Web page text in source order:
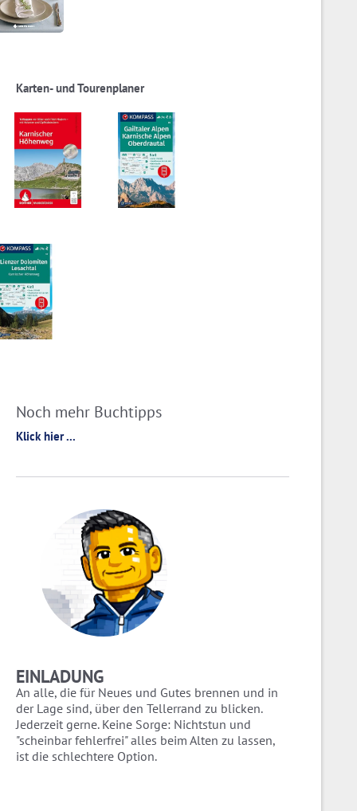
Karten- und Tourenplaner
Noch mehr Buchtipps
Klick hier ...
EINLADUNG
An alle, die für Neues und Gutes brennen und in
der Lage sind, über den Tellerrand zu blicken.
Jederzeit gerne. Keine Sorge: Nichtstun und
"scheinbar fehlerfrei" alles beim Alten zu lassen,
ist die schlechtere Option.